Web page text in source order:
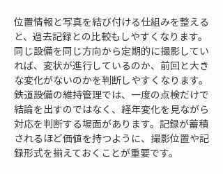
位置情報と写真を結び付ける仕組みを整える
と、過去記録との比較もしやすくなります。
同じ設備を同じ方向から定期的に撮影してい
れば、変状が進行しているのか、前回と大き
な変化がないのかを判断しやすくなります。
鉄道設備の維持管理では、一度の点検だけで
結論を出すのではなく、経年変化を見ながら
対応を判断する場面があります。記録が蓄積
されるほど価値を持つように、撮影位置や記
録形式を揃えておくことが重要です。